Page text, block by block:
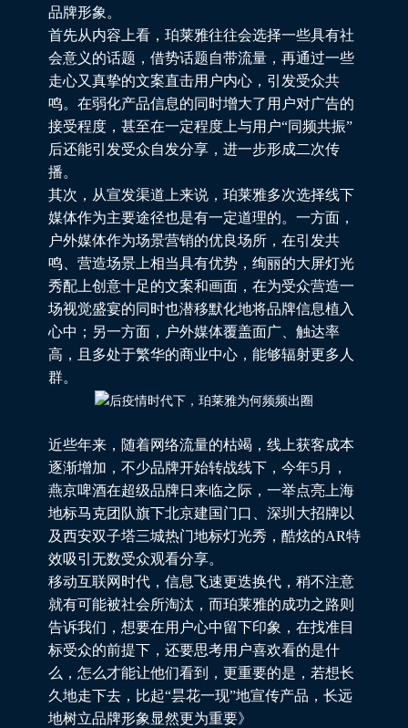
品牌形象。
首先从内容上看，珀莱雅往往会选择一些具有社
会意义的话题，借势话题自带流量，再通过一些
走心又真挚的文案直击用户内心，引发受众共
鸣。在弱化产品信息的同时增大了用户对广告的
接受程度，甚至在一定程度上与用户“同频共振”
后还能引发受众自发分享，进一步形成二次传
播。
其次，从宣发渠道上来说，珀莱雅多次选择线下
媒体作为主要途径也是有一定道理的。一方面，
户外媒体作为场景营销的优良场所，在引发共
鸣、营造场景上相当具有优势，绚丽的大屏灯光
秀配上创意十足的文案和画面，在为受众营造一
场视觉盛宴的同时也潜移默化地将品牌信息植入
心中；另一方面，户外媒体覆盖面广、触达率
高，且多处于繁华的商业中心，能够辐射更多人
群。
近些年来，随着网络流量的枯竭，线上获客成本
逐渐增加，不少品牌开始转战线下，今年5月，
燕京啤酒在超级品牌日来临之际，一举点亮上海
地标马克团队旗下北京建国门口、深圳大招牌以
及西安双子塔三城热门地标灯光秀，酷炫的AR特
效吸引无数受众观看分享。
移动互联网时代，信息飞速更迭换代，稍不注意
就有可能被社会所淘汰，而珀莱雅的成功之路则
告诉我们，想要在用户心中留下印象，在找准目
标受众的前提下，还要思考用户喜欢看的是什
么，怎么才能让他们看到，更重要的是，若想长
久地走下去，比起“昙花一现”地宣传产品，长远
地树立品牌形象显然更为重要》